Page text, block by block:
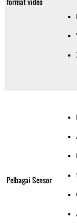
Pelbagai Sensor